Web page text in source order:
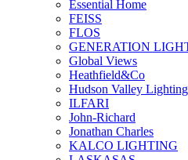
Essential Home
FEISS
FLOS
GENERATION
Global Views
Heathfield&Co
Hudson Valley Lighting
ILFARI
John-Richard
Jonathan Charles
KALCO LIGHTING